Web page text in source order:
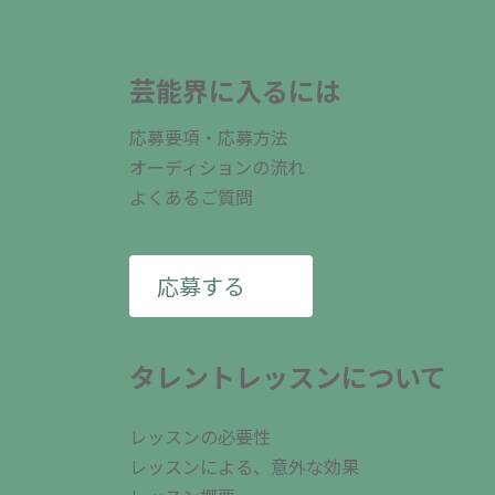
芸能界に入るには
応募要項・応募方法
オーディションの流れ
よくあるご質問
応募する
タレントレッスンについて
レッスンの必要性
レッスンによる、意外な効果